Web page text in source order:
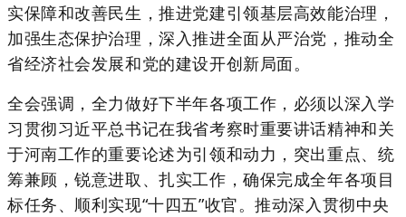
实保障和改善民生，推进党建引领基层高效能治理，
加强生态保护治理，深入推进全面从严治党，推动全
省经济社会发展和党的建设开创新局面。
全会强调，全力做好下半年各项工作，必须以深入学
习贯彻习近平总书记在我省考察时重要讲话精神和关
于河南工作的重要论述为引领和动力，突出重点、统
筹兼顾，锐意进取、扎实工作，确保完成全年各项目
标任务、顺利实现“十四五”收官。推动深入贯彻中央